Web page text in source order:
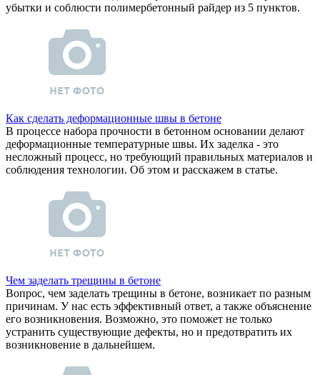
убытки и соблюсти полимербетонный райдер из 5 пунктов.
Как сделать деформационные швы в бетоне
В процессе набора прочности в бетонном основании делают
деформационные температурные швы. Их заделка - это
несложный процесс, но требующий правильных материалов и
соблюдения технологии. Об этом и расскажем в статье.
Чем заделать трещины в бетоне
Вопрос, чем заделать трещины в бетоне, возникает по разным
причинам. У нас есть эффективный ответ, а также объяснение
его возникновения. Возможно, это поможет не только
устранить существующие дефекты, но и предотвратить их
возникновение в дальнейшем.